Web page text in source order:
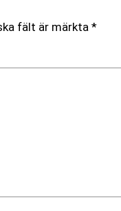
fält är märkta *